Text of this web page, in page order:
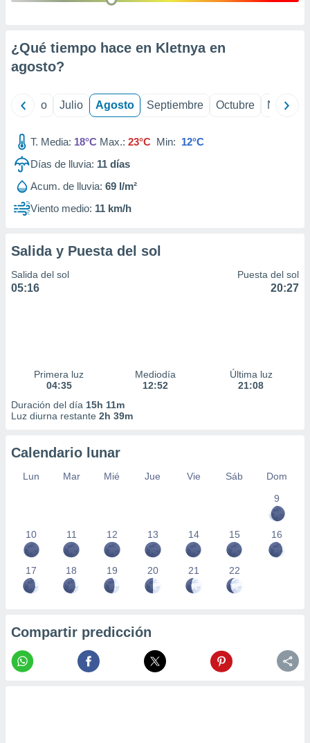
e
mediante
1199
¿Qué tiempo hace en Kletnya en
agosto?
Junio Julio Agosto Septiembre Octubre
T. Media: 18°C Max.: 23°C Min: 12°C
Días de lluvia: 11 días
Acum. de lluvia: 69 l/m²
Viento medio: 11 km/h
Salida y Puesta del sol
Salida del sol
05:16
Puesta del sol
20:27
Primera luz
04:35
Mediodía
12:52
Última luz
21:08
Duración del día 15h 11m
Luz diurna restante 2h 39m
Calendario lunar
Lun Mar Mié Jue Vie Sáb
Dom
9
10 11 12 13 14 15 16
17 18 19 20 21 22
Compartir predicción